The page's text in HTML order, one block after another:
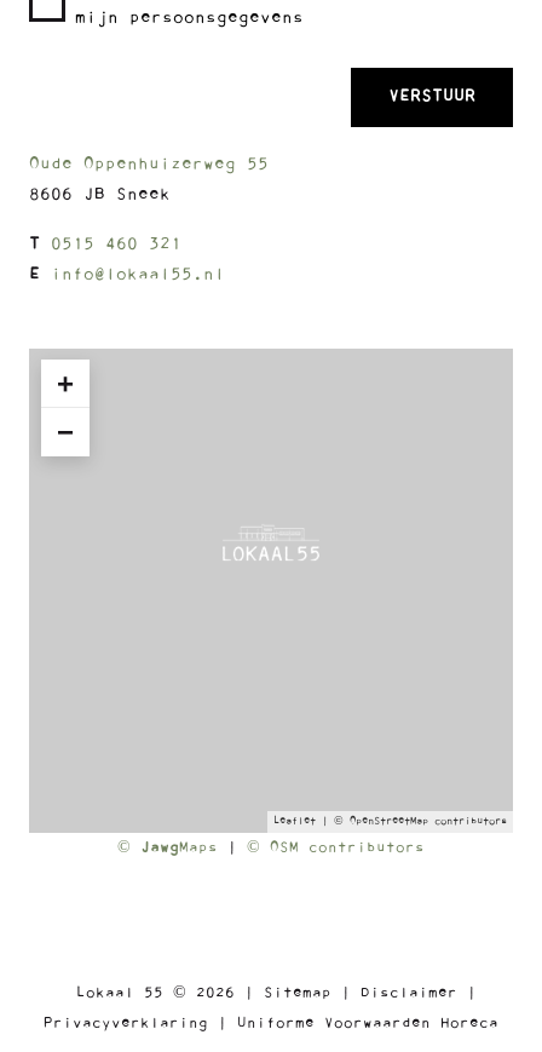
mijn persoonsgegevens
Oude Oppenhuizerweg 55
8606 JB Sneek
T 0515 460 321
E
info@lokaal55.nl
+
−
Leaflet | © OpenStreetMap contributors
© JawgMaps | © OSM contributors
Lokaal 55 © 2026 | Sitemap | Disclaimer |
Privacyverklaring | Uniforme Voorwaarden Horeca